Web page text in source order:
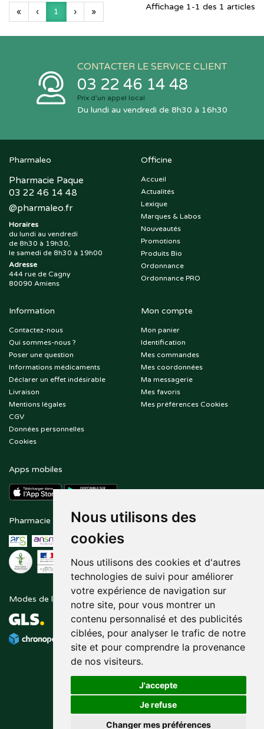
Nous utilisons des
cookies
Nous utilisons des cookies et d'autres
technologies de suivi pour améliorer
votre expérience de navigation sur
notre site, pour vous montrer un
contenu personnalisé et des publicités
ciblées, pour analyser le trafic de notre
site et pour comprendre la provenance
de nos visiteurs.
J'accepte
Je refuse
Changer mes préférences
« ‹ 1 › » Affichage 1-1 des 1 articles
CONTACTER LE SERVICE CLIENT
03 22 46 14 48
Prix d’un appel local
Du lundi au vendredi de 8h30 à 16h30
Pharmaleo
Pharmacie Paque
03 22 46 14 48
@pharmaleo.fr
Horaires
du lundi au vendredi
de 8h30 à 19h30,
le samedi de 8h30 à 19h00
Adresse
444 rue de Cagny
80090 Amiens
Officine
Accueil
Actualités
Lexique
Marques & Labos
Nouveautés
Promotions
Produits Bio
Ordonnance
Ordonnance PRO
Information
Contactez-nous
Qui sommes-nous ?
Poser une question
Informations médicaments
Déclarer un effet indésirable
Livraison
Mentions légales
CGV
Données personnelles
Cookies
Mon compte
Mon panier
Identification
Mes commandes
Mes coordonnées
Ma messagerie
Mes favoris
Mes préférences Cookies
Apps mobiles
Pharmacie en ligne agréée Paiement sécurisé
Modes de livraison Suivez-nous sur